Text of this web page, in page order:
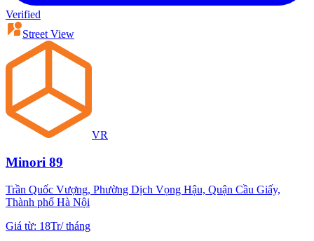
Verified
Street View
VR
Minori 89
Trần Quốc Vượng, Phường Dịch Vọng Hậu, Quận Cầu Giấy,
Thành phố Hà Nội
Giá từ: 18Tr/tháng